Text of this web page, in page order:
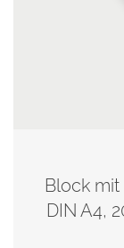
Block
DIN A4,